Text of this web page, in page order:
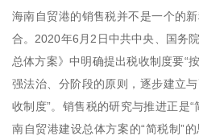
海南自贸港的销售税并不是一个的
合。2020年6月2日中共中央、国务
总体方案》中明确提出税收制度要“
强法治、分阶段的原则，逐步建立
收制度”。销售税的研究与推进正是
南自贸港建设总体方案的“简税制”